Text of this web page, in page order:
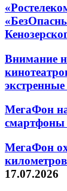
Внимание
МегаФон
смартфоны
МегаФон
17.07.2026